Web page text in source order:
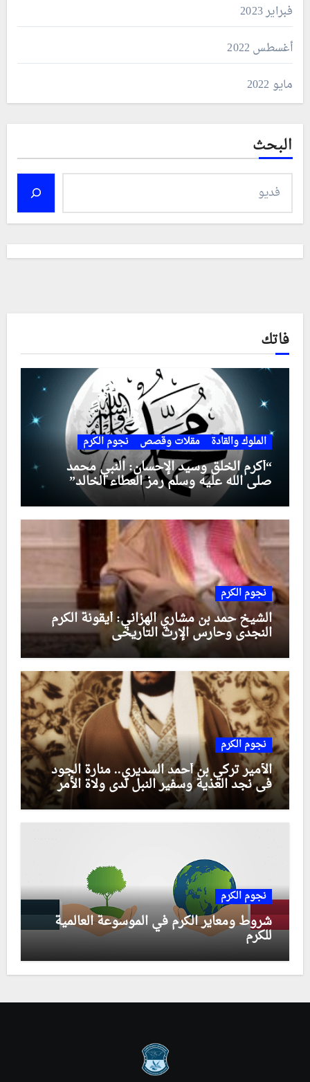
فبراير 2023
أغسطس 2022
مايو 2022
البحث
فاتك
الملوك والقادة مقلات وقصص نجوم الكرم
“أكرم الخلق وسيد الإحسان: النبي محمد
صلى الله عليه وسلم رمز العطاء الخالد”
نجوم الكرم
الشيخ حمد بن مشاري الهزاني: أيقونة الكرم
النجدي وحارس الإرث التاريخي
نجوم الكرم
الأمير تركي بن أحمد السديري.. منارة الجود
في نجد العذية وسفير النبل لدى ولاة الأمر
نجوم الكرم
شروط ومعاير الكرم في الموسوعة العالمية
للكرم